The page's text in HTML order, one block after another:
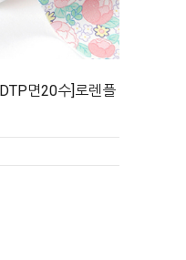
면20수]로렌플